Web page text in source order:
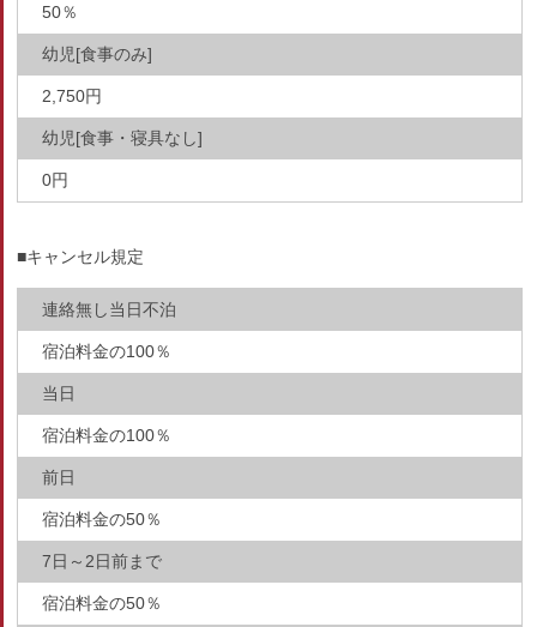
50％
幼児[食事のみ]
2,750円
幼児[食事・寝具なし]
0円
■キャンセル規定
連絡無し当日不泊
宿泊料金の100％
当日
宿泊料金の100％
前日
宿泊料金の50％
7日～2日前まで
宿泊料金の50％